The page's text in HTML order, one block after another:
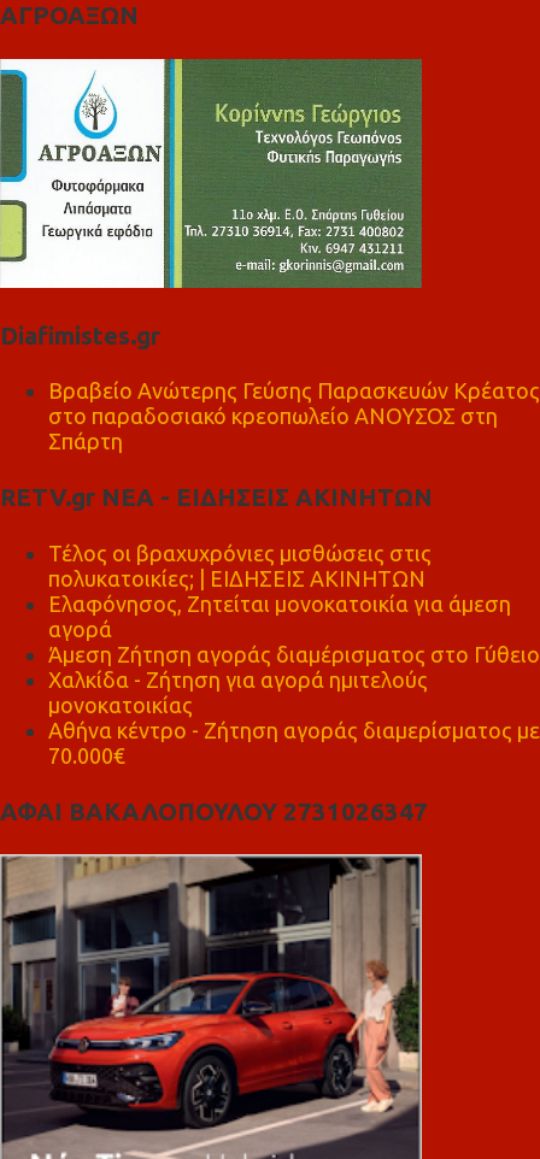
ΑΓΡΟΑΞΩΝ
Diafimistes.gr
Βραβείο Ανώτερης Γεύσης Παρασκευών Κρέατος
στο παραδοσιακό κρεοπωλείο ΑΝΟΥΣΟΣ στη
Σπάρτη
RETV.gr ΝΕΑ - ΕΙΔΗΣΕΙΣ ΑΚΙΝΗΤΩΝ
Τέλος οι βραχυχρόνιες μισθώσεις στις
πολυκατοικίες; | ΕΙΔΗΣΕΙΣ ΑΚΙΝΗΤΩΝ
Ελαφόνησος, Ζητείται μονοκατοικία για άμεση
αγορά
Άμεση Ζήτηση αγοράς διαμέρισματος στο Γύθειο
Χαλκίδα - Ζήτηση για αγορά ημιτελούς
μονοκατοικίας
Αθήνα κέντρο - Ζήτηση αγοράς διαμερίσματος με
70.000€
ΑΦΑΙ ΒΑΚΑΛΟΠΟΥΛΟΥ 2731026347